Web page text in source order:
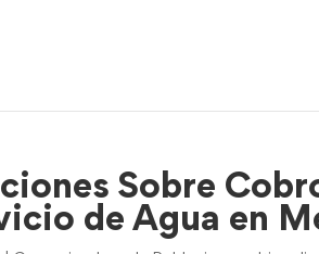
Sobre
de Agua en